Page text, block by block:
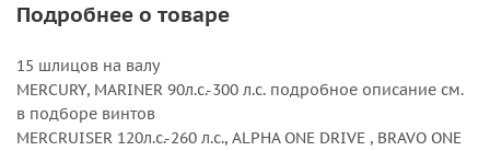
F300 Offshore (4-х такт. V6 Engine) 2010 г. - наст. время
F300 л.с. (4-х такт.) 2003 г. - наст. время
Sterndrive 3.0 л. - 7.47 л
HONDA 115 л.с.-250 л.с.
Подробнее о товаре
15 шлицов на валу
MERCURY, MARINER 90л.с.-300 л.с. подробное описание см.
в подборе винтов
MERCRUISER 120л.с.-260 л.с., ALPHA ONE DRIVE , BRAVO ONE